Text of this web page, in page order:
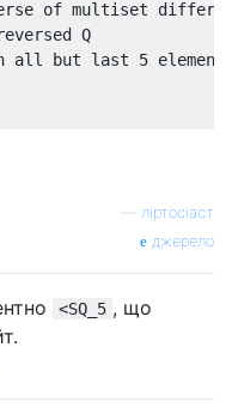
of multiset
Q
all but last 5
S Q
ліртосіаст
джерело
<SQ_5 , що